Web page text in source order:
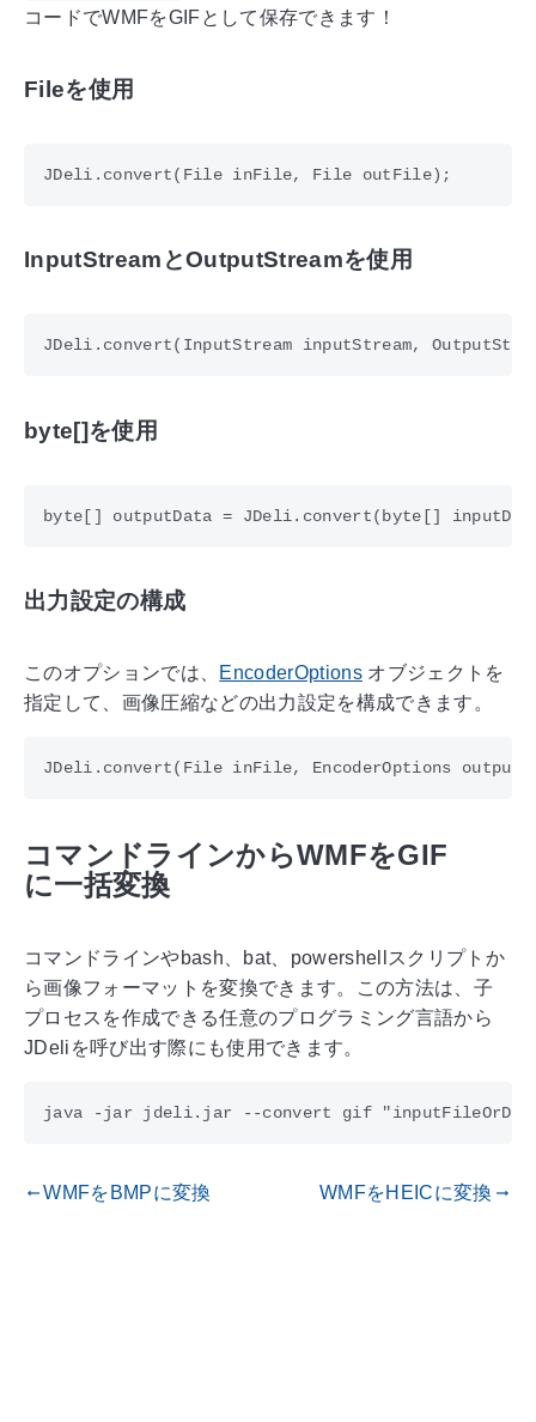
コードでWMFをGIFとして保存できます！
Fileを使用
InputStreamとOutputStreamを使用
byte[]を使用
出力設定の構成
このオプションでは、 EncoderOptionsオブジェクトを
指定して、画像圧縮などの出力設定を構成できます。
コマンドラインからWMFをGIF
に一括変換
コマンドラインやbash、bat、powershellスクリプトか
ら画像フォーマットを変換できます。この方法は、子
プロセスを作成できる任意のプログラミング言語から
JDeliを呼び出す際にも使用できます。
gdoc_arrow_left_altWMFをBMPに変換 WMFをHEICに変換 gdoc_arrow_right_alt